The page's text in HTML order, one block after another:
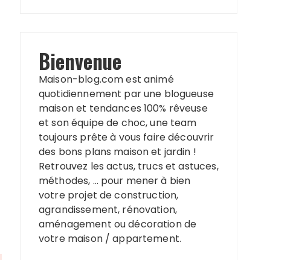
Bienvenue
Maison-blog.com est animé
quotidiennement par une blogueuse
maison et tendances 100% rêveuse
et son équipe de choc, une team
toujours prête à vous faire découvrir
des bons plans maison et jardin !
Retrouvez les actus, trucs et astuces,
méthodes, … pour mener à bien
votre projet de construction,
agrandissement, rénovation,
aménagement ou décoration de
votre maison / appartement.